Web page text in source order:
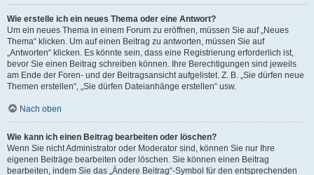
Wie erstelle ich ein neues Thema oder eine Antwort?
Um ein neues Thema in einem Forum zu eröffnen, müssen Sie auf „Neues
Thema“ klicken. Um auf einen Beitrag zu antworten, müssen Sie auf
„Antworten“ klicken. Es könnte sein, dass eine Registrierung erforderlich ist,
bevor Sie einen Beitrag schreiben können. Ihre Berechtigungen sind jeweils
am Ende der Foren- und der Beitragsansicht aufgelistet. Z. B. „Sie dürfen neue
Themen erstellen“, „Sie dürfen Dateianhänge erstellen“ usw.
Nach oben
Wie kann ich einen Beitrag bearbeiten oder löschen?
Wenn Sie nicht Administrator oder Moderator sind, können Sie nur Ihre
eigenen Beiträge bearbeiten oder löschen. Sie können einen Beitrag
bearbeiten, indem Sie das „Ändere Beitrag“-Symbol für den entsprechenden